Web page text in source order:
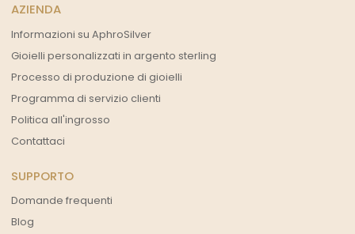
AZIENDA
Informazioni su AphroSilver
Gioielli personalizzati in argento sterling
Processo di produzione di gioielli
Programma di servizio clienti
Politica all'ingrosso
Contattaci
SUPPORTO
Domande frequenti
Blog